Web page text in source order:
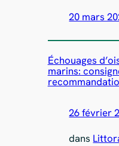
20 mars
Échouages
marins:
26 février
dans